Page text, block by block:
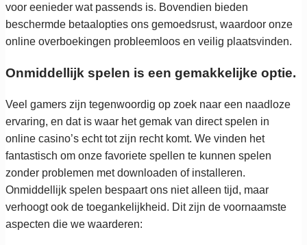
voor eenieder wat passends is. Bovendien bieden
beschermde betaalopties ons gemoedsrust, waardoor onze
online overboekingen probleemloos en veilig plaatsvinden.
Onmiddellijk spelen is een gemakkelijke optie.
Veel gamers zijn tegenwoordig op zoek naar een naadloze
ervaring, en dat is waar het gemak van direct spelen in
online casino’s echt tot zijn recht komt. We vinden het
fantastisch om onze favoriete spellen te kunnen spelen
zonder problemen met downloaden of installeren.
Onmiddellijk spelen bespaart ons niet alleen tijd, maar
verhoogt ook de toegankelijkheid. Dit zijn de voornaamste
aspecten die we waarderen: